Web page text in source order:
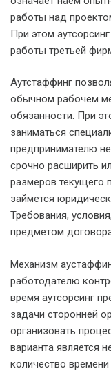
работы над
При этом
работы третьей
Аутстаффинг
обычном рабочем
обязанности. При
заниматься
предпринимателю
срочно расширить
размеров текущего
займется
Требования,
предметом
Механизм
работодателю
время аутсорсинг
задачи сторонней
организовать
варианта является
количество